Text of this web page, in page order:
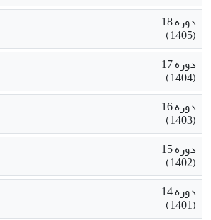
دوره 18
(1405)
دوره 17
(1404)
دوره 16
(1403)
دوره 15
(1402)
دوره 14
(1401)